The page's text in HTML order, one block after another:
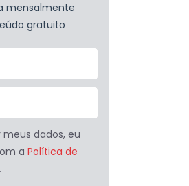
mensalmente
gratuito
dados, eu
a Política de
.